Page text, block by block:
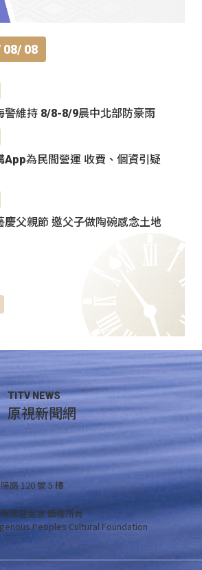
08/ 08
警維持 8/8-8/9晨中北部防豪雨
App為民間營運 收費、個資引疑
慶父親節 邀父子做陶碗感念土地
TITV NEWS
原視新聞網
路 120 號 5 樓
業基金會 版權所有
Peoples Cultural Foundation